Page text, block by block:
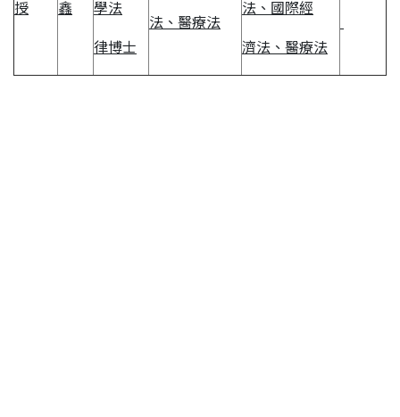
授
鑫
學法
律博士
法、醫療法
法、國際經
濟法、醫療法